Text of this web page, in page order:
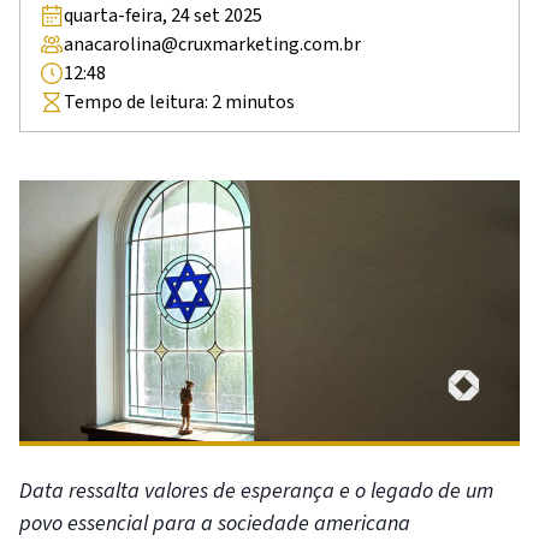
quarta-feira, 24 set 2025
anacarolina@cruxmarketing.com.br
12:48
Tempo de leitura: 2minutos
Data ressalta valores de esperança e o legado de um
povo essencial para a sociedade americana